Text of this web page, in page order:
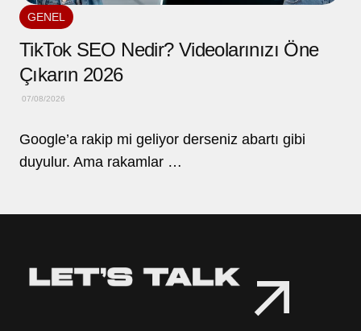
GENEL
TikTok SEO Nedir? Videolarınızı Öne
Çıkarın 2026
07/08/2026
Google’a rakip mi geliyor derseniz abartı gibi
duyulur. Ama rakamlar …